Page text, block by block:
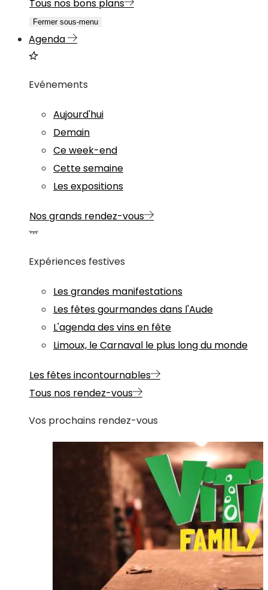
Tous nos bons plans
Fermer sous-menu
Agenda
Evénements
Aujourd'hui
Demain
Ce week-end
Cette semaine
Les expositions
Nos grands rendez-vous
Expériences festives
Les grandes manifestations
Les fêtes gourmandes dans l'Aude
L'agenda des vins en fête
Limoux, le Carnaval le plus long du monde
Les fêtes incontournables
Tous nos rendez-vous
Vos prochains rendez-vous